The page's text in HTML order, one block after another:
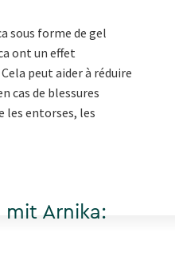
sous forme de gel
ont un effet
peut aider à réduire
cas de blessures
les entorses, les
Arnika: